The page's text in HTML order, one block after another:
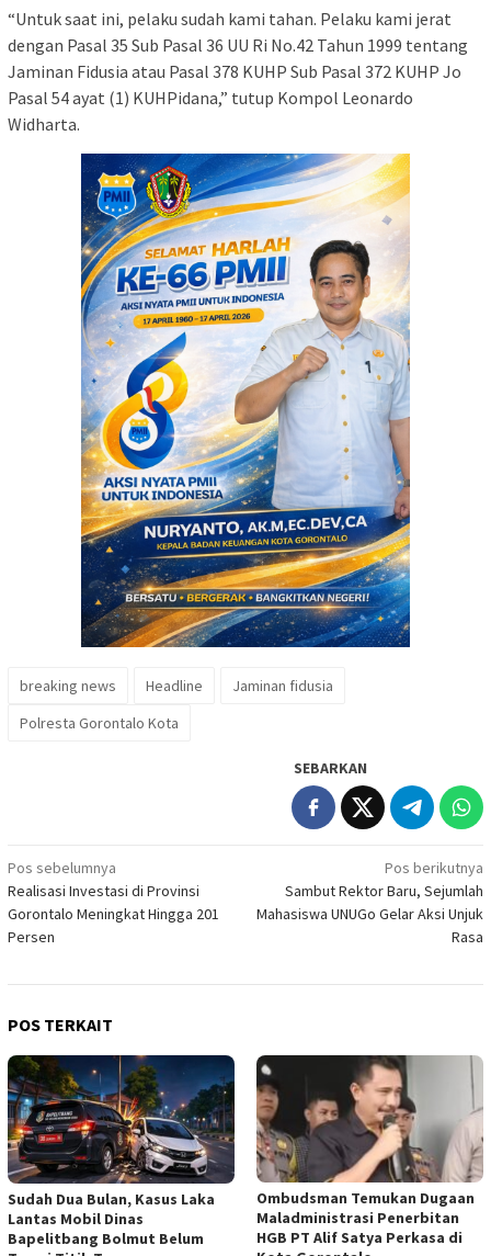
“Untuk saat ini, pelaku sudah kami tahan. Pelaku kami jerat
dengan Pasal 35 Sub Pasal 36 UU Ri No.42 Tahun 1999 tentang
Jaminan Fidusia atau Pasal 378 KUHP Sub Pasal 372 KUHP Jo
Pasal 54 ayat (1) KUHPidana,” tutup Kompol Leonardo
Widharta.
breaking news Headline
Jaminan fidusia
Polresta Gorontalo Kota
SEBARKAN
Navigasi
pos
Pos sebelumnya
Realisasi Investasi di Provinsi
Gorontalo Meningkat Hingga 201
Persen
Pos berikutnya
Sambut Rektor Baru, Sejumlah
Mahasiswa UNUGo Gelar Aksi Unjuk
Rasa
POS TERKAIT
Sudah Dua Bulan, Kasus Laka
Lantas Mobil Dinas
Bapelitbang Bolmut Belum
Ombudsman Temukan Dugaan
Maladministrasi Penerbitan
HGB PT Alif Satya Perkasa di